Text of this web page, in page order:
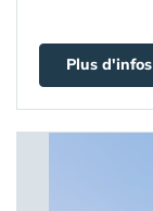
Plus d'infos